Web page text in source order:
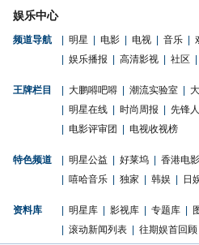
娱乐中心
频道导航 明星 电影 电视 音乐
娱乐播报 高清影视 社区
王牌栏目 大鹏嘚吧嘚 潮流实验室
明星在线 时尚周报
先锋
电影评审团 电视收视榜
特色频道 明星公益 好莱坞
香港电影
嘻哈音乐 独家 韩娱 日
资料库 明星库 影视库 专题库
滚动新闻列表 往期娱首回顾